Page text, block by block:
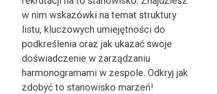
w nim wskazówki na temat struktury
listu, kluczowych umiejętności do
podkreślenia oraz jak ukazać swoje
doświadczenie w zarządzaniu
harmonogramami w zespole. Odkryj jak
zdobyć to stanowisko marzeń!